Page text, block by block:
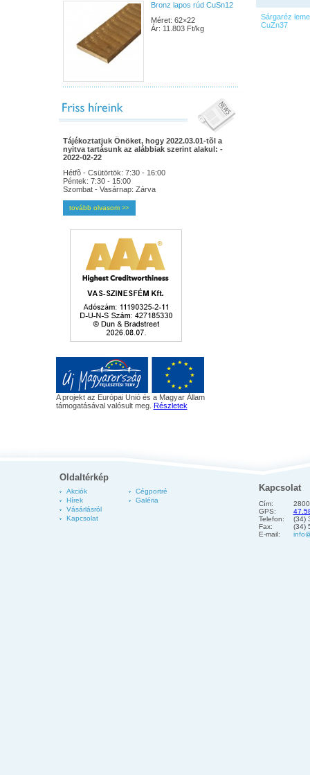
Bronz lapos rúd CuSn12
Méret: 62×22
Ár: 11.803 Ft/kg
Tájékoztatjuk Önöket, hogy 2022.03.01-tõl a
nyitva tartásunk az alábbiak szerint alakul: -
2022-02-22
Hétfõ - Csütörtök: 7:30 - 16:00
Péntek: 7:30 - 15:00
Szombat - Vasárnap: Zárva
tovább olvasom >>
A projekt az Európai Unió és a Magyar Állam
támogatásával valósult meg. Részletek
Sárgaréz
CuZn37
Oldaltérkép
Akciók
Hírek
Vásárlásról
Kapcsolat
Cégportré
Galéria
Kapcsolat
Cím:
GPS:
Telefon:
(34)
Fax:
(34)
E-mail: